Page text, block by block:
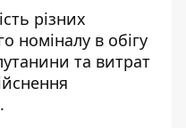
різних
номіналу в обігу
та витрат